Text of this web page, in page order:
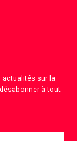
actualités sur la
à tout